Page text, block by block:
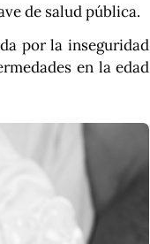
de salud pública.
por la inseguridad
en la edad